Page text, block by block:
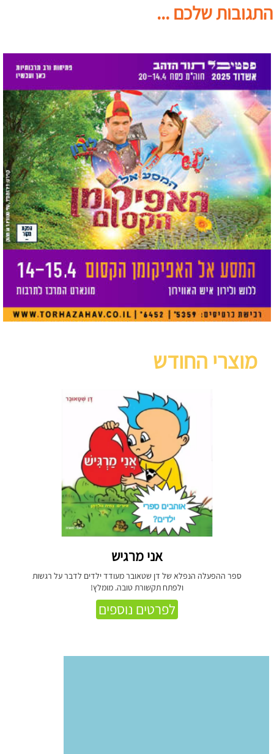
התגובות שלכם ...
מוצרי החודש
אני מרגיש
ספר ההפעלה הנפלא של דן שטאובר מעודד ילדים לדבר על רגשות
ולפתח תקשורת טובה. מומלץ!
לפרטים נוספים